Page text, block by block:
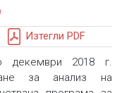
Изтегли PDF
декември 2018 г.
за анализ на